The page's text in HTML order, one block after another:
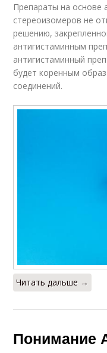
Препараты на основе
стереоизомеров не
решению,
антигистаминным
антигистаминный
будет коренным
соединений.
Читать дальше →
Понимание